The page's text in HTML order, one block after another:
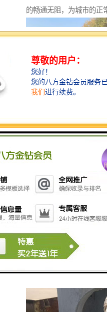
的畅通无阻，为城市的正
检查井：提升城市形象的
整洁、美观的检查井不仅
能够提高市民的满意度